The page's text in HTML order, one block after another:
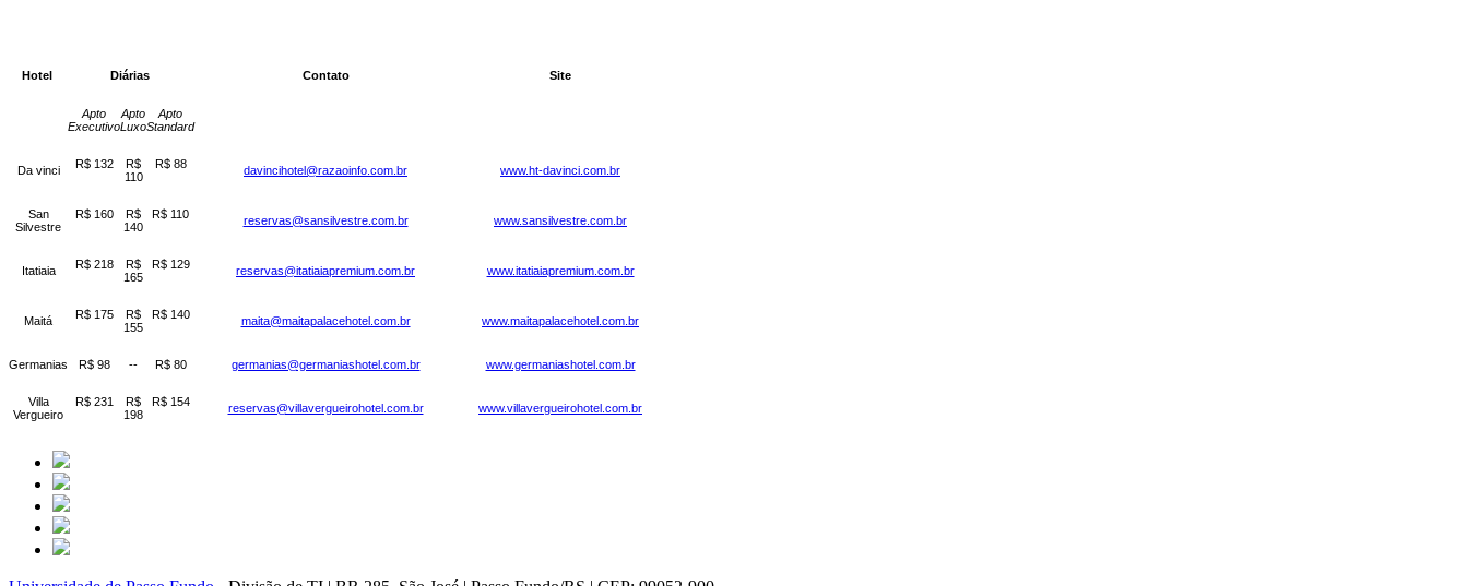
Hotel Diárias Contato Site
Apto
Executivo
Apto
Luxo
Apto
Standard
Da vinci R$ 132
R$
110
R$ 88 davincihotel@razaoinfo.com.br www.ht-davinci.com.br
San
Silvestre
R$ 160
R$
140
R$ 110 reservas@sansilvestre.com.br www.sansilvestre.com.br
Itatiaia R$ 218
R$
165
R$ 129 reservas@itatiaiapremium.com.br www.itatiaiapremium.com.br
Maitá R$ 175
R$
155
R$ 140 maita@maitapalacehotel.com.br www.maitapalacehotel.com.br
Germanias R$ 98 -- R$ 80 germanias@germaniashotel.com.br www.germaniashotel.com.br
Villa
Vergueiro
R$ 231
R$
198
R$ 154 reservas@villavergueirohotel.com.br www.villavergueirohotel.com.br